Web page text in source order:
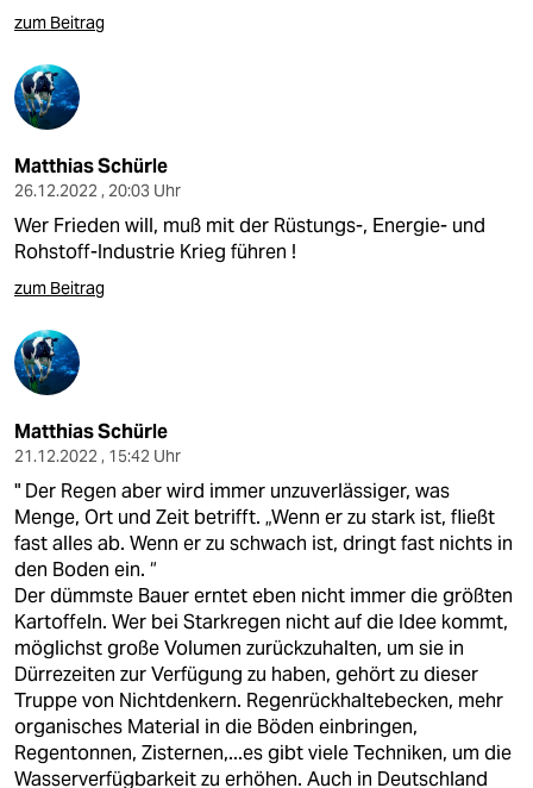
zum Beitrag
Matthias Schürle
26.12.2022 , 20:03 Uhr
Wer Frieden will, muß mit der Rüstungs-, Energie- und
Rohstoff-Industrie Krieg führen !
zum Beitrag
Matthias Schürle
21.12.2022 , 15:42 Uhr
" Der Regen aber wird immer unzuverlässiger, was
Menge, Ort und Zeit betrifft. „Wenn er zu stark ist, fließt
fast alles ab. Wenn er zu schwach ist, dringt fast nichts in
den Boden ein. “
Der dümmste Bauer erntet eben nicht immer die größten
Kartoffeln. Wer bei Starkregen nicht auf die Idee kommt,
möglichst große Volumen zurückzuhalten, um sie in
Dürrezeiten zur Verfügung zu haben, gehört zu dieser
Truppe von Nichtdenkern. Regenrückhaltebecken, mehr
organisches Material in die Böden einbringen,
Regentonnen, Zisternen,...es gibt viele Techniken, um die
Wasserverfügbarkeit zu erhöhen. Auch in Deutschland